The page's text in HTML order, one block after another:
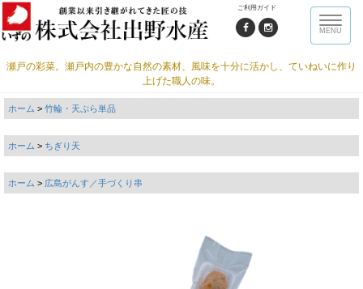
ご利用ガイド
Toggle
MENU
瀬戸の彩菜。瀬戸内の豊かな自然の素材、風味を十分に活かし、ていねいに作り
上げた職人の味。
ホーム > 竹輪・天ぷら単品
ホーム > ちぎり天
ホーム > 広島がんす／手づくり串